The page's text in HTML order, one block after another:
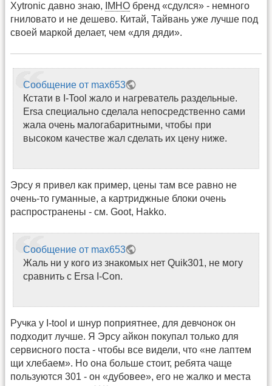
Xytronic давно знаю,
IMHO бренд «сдулся» - немного
гниловато и не дешево. Китай, Тайвань уже лучше под
своей маркой делает, чем «для дяди».
Сообщение от max653
Кстати в I-Tool жало и нагреватель раздельные.
Ersa специально сделала непосредственно сами
жала очень малогабаритными, чтобы при
высоком качестве жал сделать их цену ниже.
Эрсу я привел как пример, цены там все равно не
очень-то гуманные, а картриджные блоки очень
распространены - см. Goot, Hakko.
Сообщение от max653
Жаль ни у кого из знакомых нет Quik301, не могу
сравнить с Ersa I-Con.
Ручка у I-tool и шнур поприятнее, для девчонок он
подходит лучше. Я Эрсу айкон покупал только для
сервисного поста - чтобы все видели, что «не лаптем
щи хлебаем». Но она больше стоит, ребята чаще
пользуются 301 - он «дубовее», его не жалко и места